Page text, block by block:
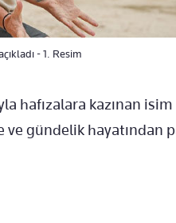
- 1. Resim
hafızalara kazınan
gündelik hayatından